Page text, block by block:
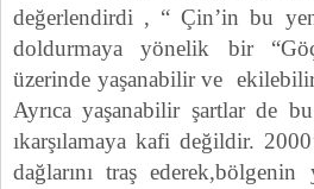
değerlendirdi , “ Çin’in bu
doldurmaya yönelik bir
üzerinde yaşanabilir ve ekilebilir
Ayrıca yaşanabilir şartlar de
ıkarşılamaya kafi değildir.
dağlarını traş